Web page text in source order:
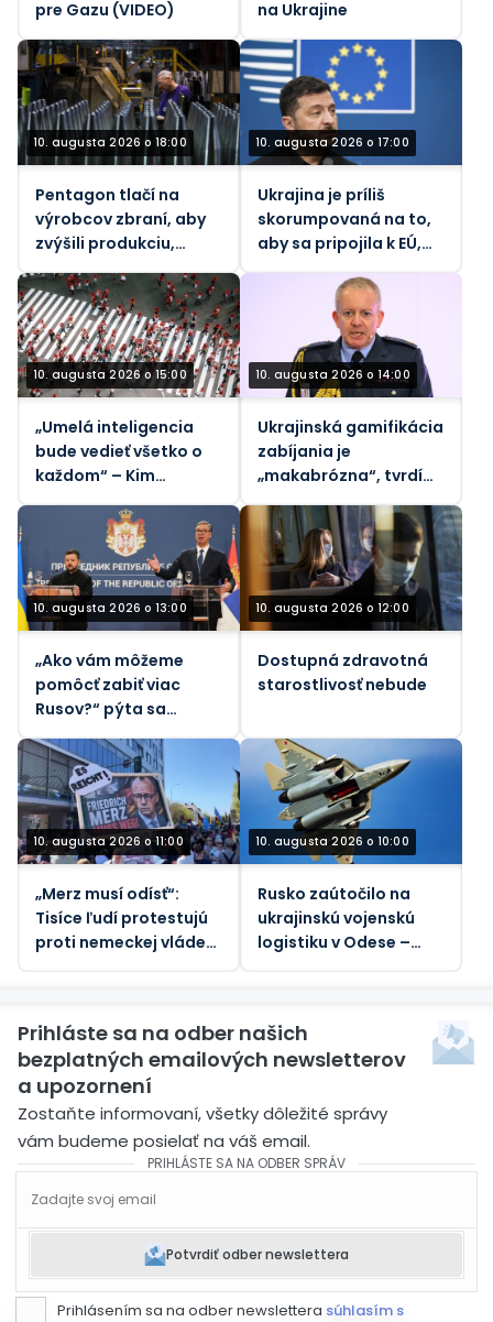
pre Gazu (VIDEO) na Ukrajine
10. augusta 2026 o 18:00
Pentagon tlačí na
výrobcov zbraní, aby
zvýšili produkciu,
vyčerpáva zásoby –
WaPo
10. augusta 2026 o 17:00
Ukrajina je príliš
skorumpovaná na to,
aby sa pripojila k EÚ,
10. augusta 2026 o 15:00
„Umelá inteligencia
bude vedieť všetko o
každom“ – Kim
Dotcom
10. augusta 2026 o 14:00
Ukrajinská gamifikácia
zabíjania je
„makabrózna“, tvrdí
britský minister
obrany
10. augusta 2026 o 13:00
„Ako vám môžeme
pomôcť zabiť viac
Rusov?“ pýta sa
nemecký reportér
Zelenského (VIDEO)
10. augusta 2026 o 12:00
Dostupná zdravotná
starostlivosť nebude
10. augusta 2026 o 11:00
„Merz musí odísť“:
Tisíce ľudí protestujú
proti nemeckej vláde
10. augusta 2026 o 10:00
Rusko zaútočilo na
ukrajinskú vojenskú
logistiku v Odese –
Prihláste sa na odber našich
bezplatných emailových newsletterov
a upozornení
Zostaňte informovaní, všetky dôležité správy
vám budeme posielať na váš email.
PRIHLÁSTE SA NA ODBER SPRÁV
Potvrdiť odber newslettera
Prihlásením sa na odber newslettera súhlasím s